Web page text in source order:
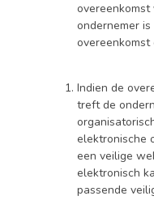
overeenkomst
ondernemer
overeenkomst
Indien de
treft de
elektronische
een veilige
elektronisch
passende